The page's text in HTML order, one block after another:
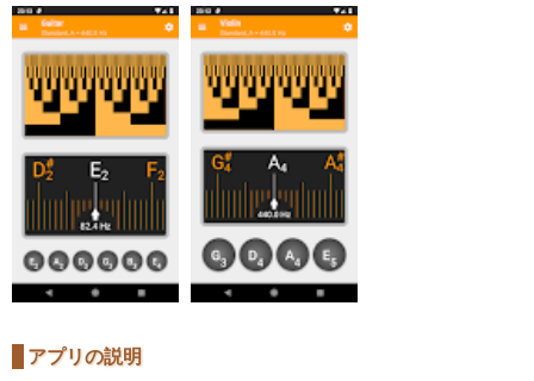
アプリの説明